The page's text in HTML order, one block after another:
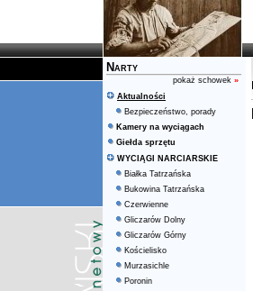
Narty
pokaż schowek »
Aktualności
Bezpieczeństwo, porady
Kamery na wyciągach
Giełda sprzętu
WYCIĄGI NARCIARSKIE
Białka Tatrzańska
Bukowina Tatrzańska
Czerwienne
Gliczarów Dolny
Gliczarów Górny
Kościelisko
Murzasichle
Poronin